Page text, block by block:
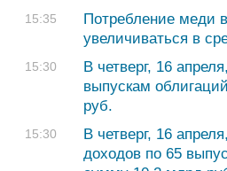
15:35
Потребление меди
увеличиваться в
15:30
В четверг, 16
выпускам
руб.
15:30
В четверг, 16
доходов по 65